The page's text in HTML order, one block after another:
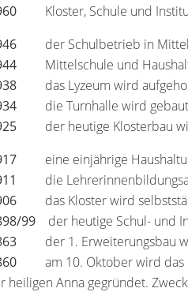
Kloster, Schule und
der Schulbetrieb in
Mittelschule und
das Lyzeum wird
die Turnhalle wird
der heutige Klosterbau
eine einjährige
die
das Kloster wird
99 der heutige Schul- und
der 1. Erweiterungsbau
am 10. Oktober wird
heiligen Anna gegründet.